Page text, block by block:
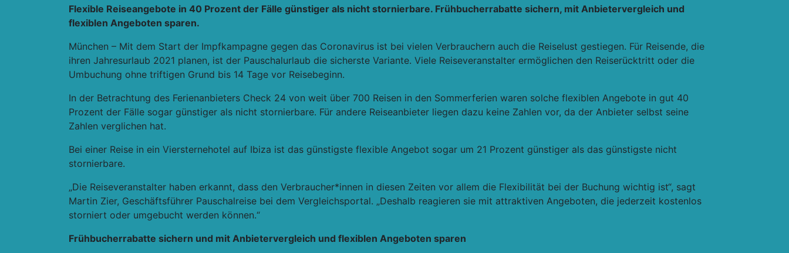
Flexible Reiseangebote in 40 Prozent der Fälle günstiger als nicht stornierbare. Frühbucherrabatte sichern, mit Anbietervergleich und
flexiblen Angeboten sparen.
München – Mit dem Start der Impfkampagne gegen das Coronavirus ist bei vielen Verbrauchern auch die Reiselust gestiegen. Für Reisende, die
ihren Jahresurlaub 2021 planen, ist der Pauschalurlaub die sicherste Variante. Viele Reiseveranstalter ermöglichen den Reiserücktritt oder die
Umbuchung ohne triftigen Grund bis 14 Tage vor Reisebeginn.
In der Betrachtung des Ferienanbieters Check 24 von weit über 700 Reisen in den Sommerferien waren solche flexiblen Angebote in gut 40
Prozent der Fälle sogar günstiger als nicht stornierbare. Für andere Reiseanbieter liegen dazu keine Zahlen vor, da der Anbieter selbst seine
Zahlen verglichen hat.
Bei einer Reise in ein Viersternehotel auf Ibiza ist das günstigste flexible Angebot sogar um 21 Prozent günstiger als das günstigste nicht
stornierbare.
„Die Reiseveranstalter haben erkannt, dass den Verbraucher*innen in diesen Zeiten vor allem die Flexibilität bei der Buchung wichtig ist“, sagt
Martin Zier, Geschäftsführer Pauschalreise bei dem Vergleichsportal. „Deshalb reagieren sie mit attraktiven Angeboten, die jederzeit kostenlos
storniert oder umgebucht werden können.“
Frühbucherrabatte sichern und mit Anbietervergleich und flexiblen Angeboten sparen